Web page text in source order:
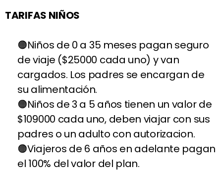
TARIFAS NIÑOS
Niños de 0 a 35 meses pagan seguro
de viaje ($25000 cada uno) y van
cargados. Los padres se encargan de
su alimentación.
Niños de 3 a 5 años tienen un valor de
$109000 cada uno, deben viajar con sus
padres o un adulto con autorizacion.
Viajeros de 6 años en adelante pagan
el 100% del valor del plan.